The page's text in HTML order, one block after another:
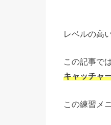
レベルの高
この記事で
キャッチャ
この練習メ